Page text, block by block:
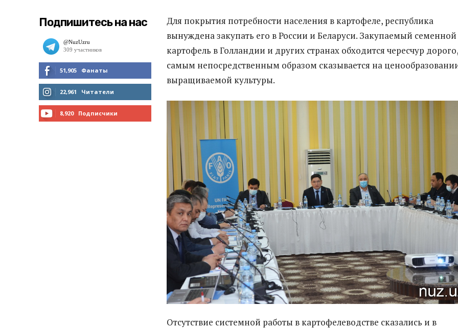
Подпишитесь на нас
51,905 Фанаты
МНЕ НРАВИТСЯ
22,961 Читатели
8,920 Подписчики
Для покрытия потребности населения в картофеле, республика
вынуждена закупать его в России и Беларуси. Закупаемый семенной
картофель в Голландии и других странах обходится чересчур
самым непосредственным образом сказывается на
выращиваемой культуры.
Отсутствие системной работы в картофелеводстве сказались и в